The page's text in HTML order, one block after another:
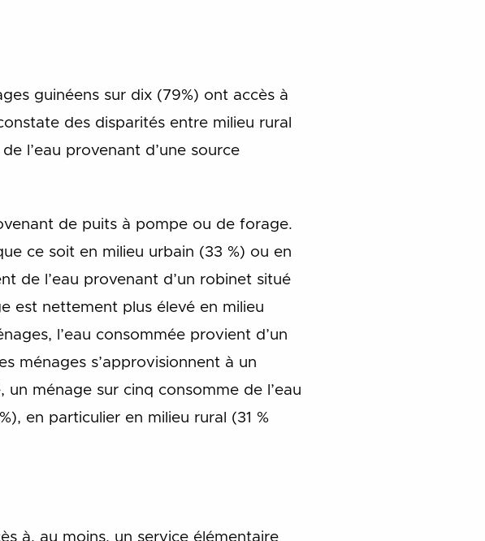
guinéens sur dix (79%) ont accès à
des disparités entre milieu rural
l’eau provenant d’une source
de puits à pompe ou de forage.
ce soit en milieu urbain (33 %) ou en
de l’eau provenant d’un robinet situé
est nettement plus élevé en milieu
l’eau consommée provient d’un
ménages s’approvisionnent à un
ménage sur cinq consomme de l’eau
en particulier en milieu rural (31 %
à, au moins, un service élémentaire